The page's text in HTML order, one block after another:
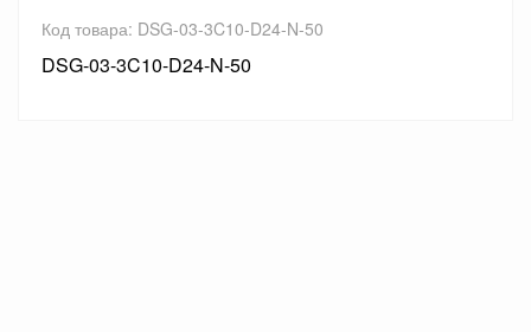
Код товара: DSG-03-3C10-D24-N-50
DSG-03-3C10-D24-N-50